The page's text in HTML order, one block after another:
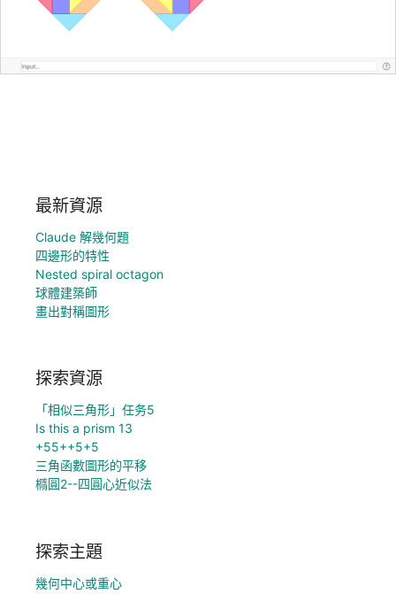
最新資源
Claude 解幾何題
四邊形的特性
Nested spiral octagon
球體建築師
畫出對稱圖形
探索資源
「相似三角形」任务5
Is this a prism 13
+55++5+5
三角函數圖形的平移
橢圓2--四圓心近似法
探索主題
幾何中心或重心